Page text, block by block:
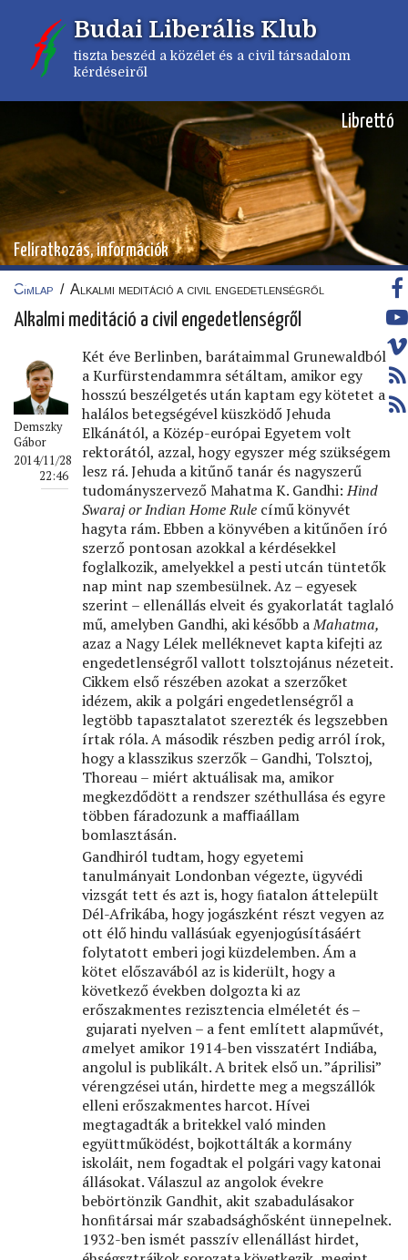
tartalomra
Budai Liberális Klub
tiszta beszéd a közélet és a civil társadalom
kérdéseiről
Librettó
Feliratkozás, információk
Címlap / Alkalmi meditáció a civil engedetlenségről
Alkalmi meditáció a civil engedetlenségről
Demszky
Gábor
2014/11/28
22:46
Két éve Berlinben, barátaimmal Grunewaldból
a Kurfürstendammra sétáltam, amikor egy
hosszú beszélgetés után kaptam egy kötetet a
halálos betegségével küszködő Jehuda
Elkánától, a Közép-európai Egyetem volt
rektorától, azzal, hogy egyszer még szükségem
lesz rá. Jehuda a kitűnő tanár és nagyszerű
tudományszervező Mahatma K. Gandhi:Hind
Swaraj or Indian Home Rule című könyvét
hagyta rám. Ebben a könyvében a kitűnően író
szerző pontosan azokkal a kérdésekkel
foglalkozik, amelyekkel a pesti utcán tüntetők
nap mint nap szembesülnek. Az – egyesek
szerint – ellenállás elveit és gyakorlatát taglaló
mű, amelyben Gandhi, aki később aMahatma,
azaz a Nagy Lélek melléknevet kapta kifejti az
engedetlenségről vallott tolsztojánus nézeteit.
Cikkem első részében azokat a szerzőket
idézem, akik a polgári engedetlenségről a
legtöbb tapasztalatot szerezték és legszebben
írtak róla. A második részben pedig arról írok,
hogy a klasszikus szerzők – Gandhi, Tolsztoj,
Thoreau – miért aktuálisak ma, amikor
megkezdődött a rendszer széthullása és egyre
többen fáradozunk a maﬃaállam
bomlasztásán.
Gandhiról tudtam, hogy egyetemi
tanulmányait Londonban végezte, ügyvédi
vizsgát tett és azt is, hogy ﬁatalon áttelepült
Dél-Afrikába, hogy jogászként részt vegyen az
ott élő hindu vallásúak egyenjogúsításáért
folytatott emberi jogi küzdelemben. Ám a
kötet előszavából az is kiderült, hogy a
következő években dolgozta ki az
erőszakmentes rezisztencia elméletét és –
gujarati nyelven – a fent említett alapművét,
amelyet amikor 1914-ben visszatért Indiába,
angolul is publikált. A britek első un. ”áprilisi”
vérengzései után, hirdette meg a megszállók
elleni erőszakmentes harcot. Hívei
megtagadták a britekkel való minden
együttműködést, bojkottálták a kormány
iskoláit, nem fogadtak el polgári vagy katonai
állásokat. Válaszul az angolok évekre
bebörtönzik Gandhit, akit szabadulásakor
honﬁtársai már szabadsághősként ünnepelnek.
1932-ben ismét passzív ellenállást hirdet,